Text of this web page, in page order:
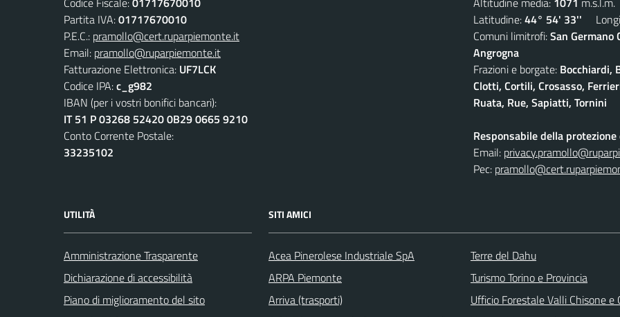
Partita IVA:01717670010
P.E.C.: pramollo@cert.ruparpiemonte.it
Email: pramollo@ruparpiemonte.it
Fatturazione Elettronica: UF7LCK
Codice IPA:c_g982
IBAN (per i vostri bonifici bancari):
IT 51 P 03268 52420 0B29 0665 9210
Conto Corrente Postale:
33235102
Latitudine:44° 54' 33''
Comuni limitrofi:San Germano
Angrogna
Frazioni e borgate: Bocchiardi,
Clotti, Cortili, Crosasso,
Ruata, Rue, Sapiatti, Tornini
Responsabile della protezione
Email:
Pec:
UTILITÀ
Amministrazione Trasparente
Dichiarazione di accessibilità
Piano di miglioramento del sito
SITI AMICI
Acea Pinerolese Industriale SpA
ARPA Piemonte
Arriva (trasporti)
Terre del Dahu
Turismo Torino e Provincia
Ufficio Forestale Valli Chisone e